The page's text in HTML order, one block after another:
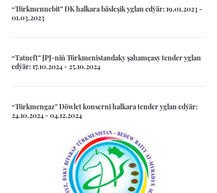
“Türkmennebit” DK halkara bäsleşik yglan edýär: 19.01.2023 -
01.03.2023
“Tatneft” JPJ-niň Türkmenistandaky şahamçasy tender yglan
edýär: 17.10.2024 - 25.10.2024
“Türkmengaz” Döwlet konserni halkara tender yglan edýär:
24.10.2024 - 04.12.2024